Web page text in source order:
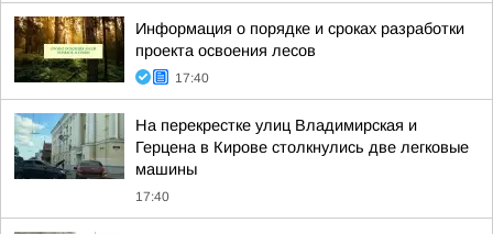
Информация о порядке и сроках разработки
проекта освоения лесов
17:40
На перекрестке улиц Владимирская и
Герцена в Кирове столкнулись две легковые
машины
17:40